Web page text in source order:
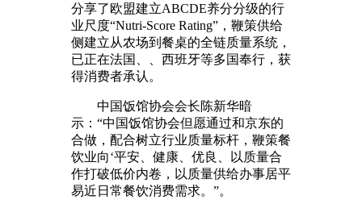
分享了欧盟建立ABCDE养分分级的行
业尺度“Nutri-Score Rating”，鞭策供给
侧建立从农场到餐桌的全链质量系统，
已正在法国、、西班牙等多国奉行，获
得消费者承认。
中国饭馆协会会长陈新华暗
示：“中国饭馆协会但愿通过和京东的
合做，配合树立行业质量标杆，鞭策餐
饮业向‘平安、健康、优良、以质量合
作打破低价内卷，以质量供给办事居平
易近日常餐饮消费需求。”。